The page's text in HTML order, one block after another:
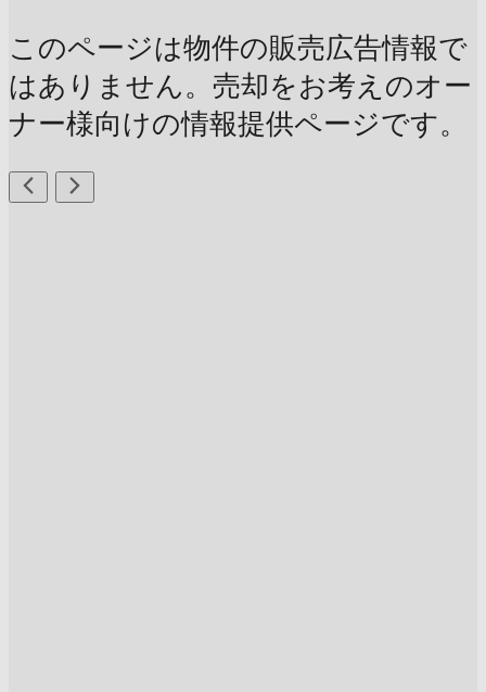
このページは物件の販売広告情報で
はありません。売却をお考えのオー
ナー様向けの情報提供ページです。